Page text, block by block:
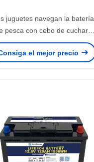
juguetes navegan la batería
pesca con cebo de cuchara
cebo de cuchara Lifepo4
12V 50Ah del motor del litio
el mejor precio